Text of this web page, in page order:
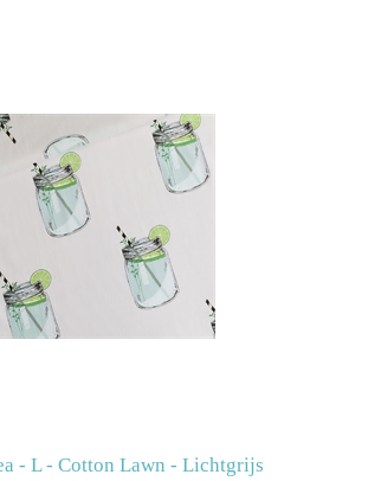
- L - Cotton Lawn - Lichtgrijs